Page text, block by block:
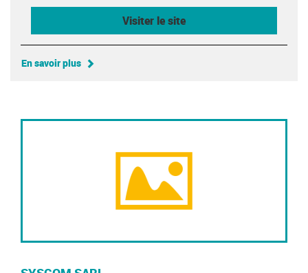
Visiter le site
En savoir plus